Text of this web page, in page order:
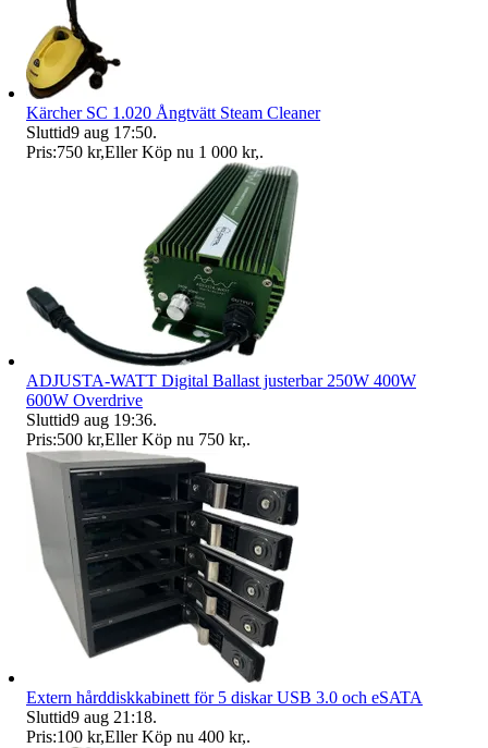
Kärcher SC 1.020 Ångtvätt Steam Cleaner
Sluttid9 aug 17:50.
Pris:750 kr,Eller Köp nu 1 000 kr,.
ADJUSTA-WATT Digital Ballast justerbar 250W 400W
600W Overdrive
Sluttid9 aug 19:36.
Pris:500 kr,Eller Köp nu 750 kr,.
Extern hårddiskkabinett för 5 diskar USB 3.0 och eSATA
Sluttid9 aug 21:18.
Pris:100 kr,Eller Köp nu 400 kr,.